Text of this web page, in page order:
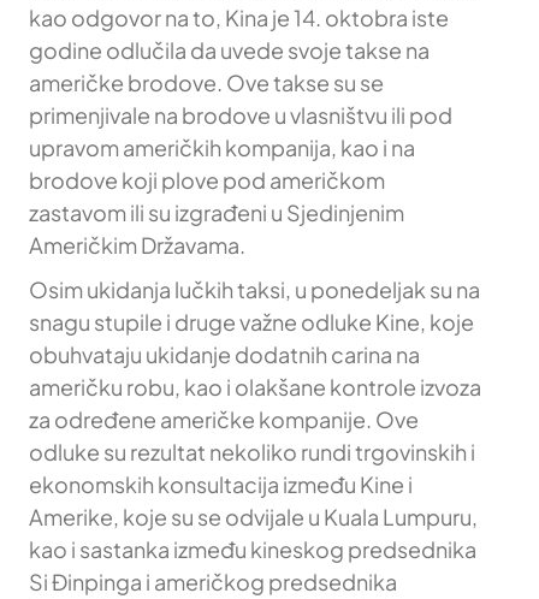
kao odgovor na to, Kina je 14. oktobra iste
godine odlučila da uvede svoje takse na
američke brodove. Ove takse su se
primenjivale na brodove u vlasništvu ili pod
upravom američkih kompanija, kao i na
brodove koji plove pod američkom
zastavom ili su izgrađeni u Sjedinjenim
Američkim Državama.
Osim ukidanja lučkih taksi, u ponedeljak su na
snagu stupile i druge važne odluke Kine, koje
obuhvataju ukidanje dodatnih carina na
američku robu, kao i olakšane kontrole izvoza
za određene američke kompanije. Ove
odluke su rezultat nekoliko rundi trgovinskih i
ekonomskih konsultacija između Kine i
Amerike, koje su se odvijale u Kuala Lumpuru,
kao i sastanka između kineskog predsednika
Si Đinpinga i američkog predsednika